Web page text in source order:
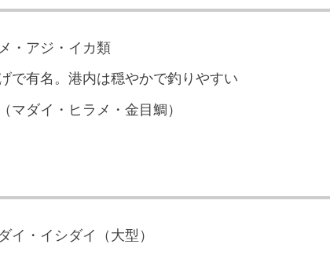
・アジ・イカ類
で有名。港内は穏やかで釣りやすい
マダイ・ヒラメ・金目鯛）
イ・イシダイ（大型）